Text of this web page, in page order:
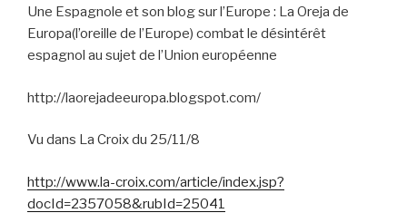
Une Espagnole et son blog sur l’Europe : La Oreja de
Europa(l’oreille de l’Europe) combat le désintérêt
espagnol au sujet de l’Union européenne
http://laorejadeeuropa.blogspot.com/
Vu dans La Croix du 25/11/8
http://www.la-croix.com/article/index.jsp?
docId=2357058&rubId=25041